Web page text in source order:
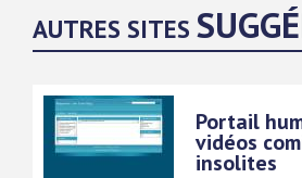
AUTRES SITES
Portail
vidéos
insolites